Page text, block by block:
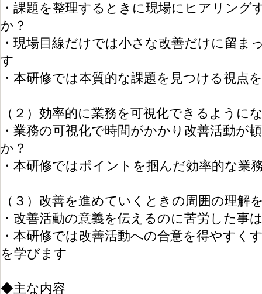
・課題を整理するときに現場にヒアリング
か？
・現場目線だけでは小さな改善だけに留ま
す
・本研修では本質的な課題を見つける視点
（２）効率的に業務を可視化できるように
・業務の可視化で時間がかかり改善活動が
か？
・本研修ではポイントを掴んだ効率的な業
（３）改善を進めていくときの周囲の理解
・改善活動の意義を伝えるのに苦労した事
・本研修では改善活動への合意を得やすく
を学びます
◆主な内容